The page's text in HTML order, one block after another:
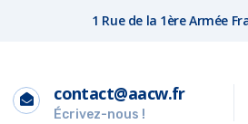
1 Rue de la 1ère Armée
contact@aacw.fr
Écrivez-nous !